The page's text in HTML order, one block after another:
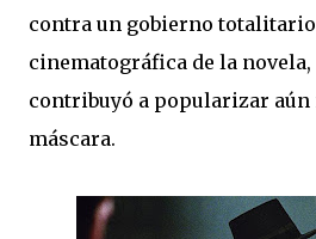
contra un gobierno
cinematográfica de la novela,
contribuyó a popularizar aún
máscara.